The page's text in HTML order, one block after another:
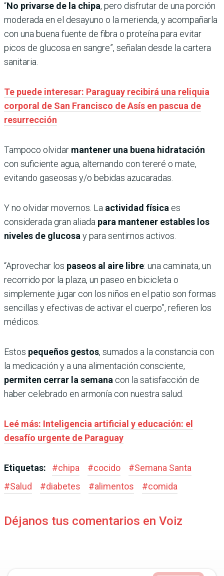
“No privarse de la chipa, pero disfrutar de una porción
moderada en el desayuno o la merienda, y acompañarla
con una buena fuente de fibra o proteína para evitar
picos de glucosa en sangre”, señalan desde la cartera
sanitaria.
Te puede interesar: Paraguay recibirá una reliquia
corporal de San Francisco de Asís en pascua de
resurrección
Tampoco olvidar mantener una buena hidratación
con suficiente agua, alternando con tereré o mate,
evitando gaseosas y/o bebidas azucaradas.
Y no olvidar movernos. La actividad física es
considerada gran aliada para mantener estables los
niveles de glucosa y para sentirnos activos.
“Aprovechar los paseos al aire libre: una caminata, un
recorrido por la plaza, un paseo en bicicleta o
simplemente jugar con los niños en el patio son formas
sencillas y efectivas de activar el cuerpo”, refieren los
médicos.
Estos pequeños gestos, sumados a la constancia con
la medicación y a una alimentación consciente,
permiten cerrar la semana con la satisfacción de
haber celebrado en armonía con nuestra salud.
Leé más: Inteligencia artificial y educación: el
desafío urgente de Paraguay
Etiquetas: #chipa #cocido #Semana Santa
#Salud #diabetes #alimentos #comida
Déjanos tus comentarios en Voiz